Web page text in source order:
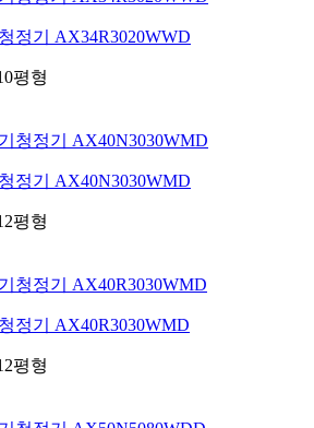
정기 AX34R3020WWD
평형
정기 AX40N3030WMD
평형
정기 AX40R3030WMD
평형